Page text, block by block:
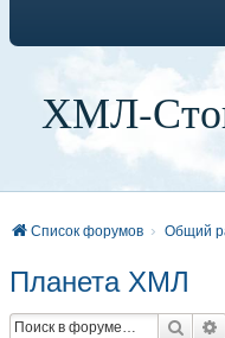
ХМЛ-
Список форумов Общий
Планета ХМЛ
Поиск